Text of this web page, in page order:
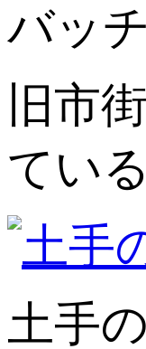
バッ
旧市
てい
土手